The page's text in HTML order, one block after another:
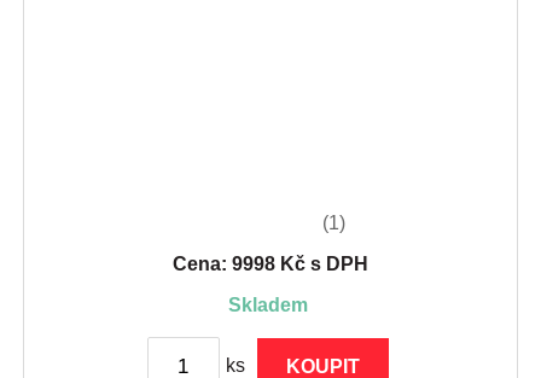
(1)
Cena: 9998 Kč s DPH
skladem
ks KOUPIT